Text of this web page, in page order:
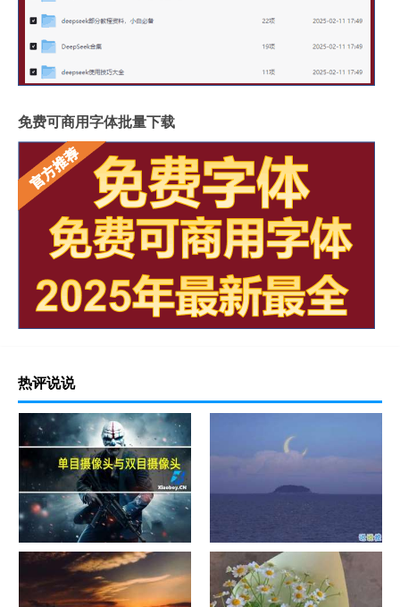
免费可商用字体批量下载
热评说说
单目摄像头与双目摄像头
晚安励志语录带图片 晚安心语
励志鸡汤